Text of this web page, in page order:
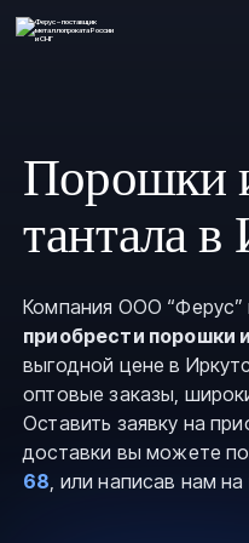
Порошки
тантала в
Компания ООО “Ферус”
приобрести порошки
выгодной цене в
оптовые заказы,
Оставить заявку на
доставки вы можете
68, или написав нам на